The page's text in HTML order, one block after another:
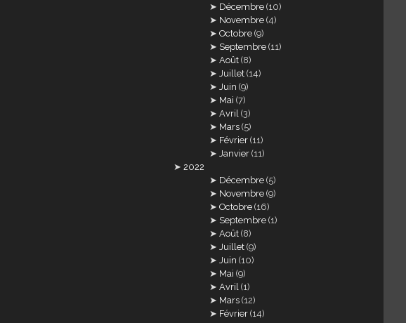
Décembre (10)
Novembre (4)
Octobre (9)
Septembre (11)
Août (8)
Juillet (14)
Juin (9)
Mai (7)
Avril (3)
Mars (5)
Février (11)
Janvier (11)
2022
Décembre (5)
Novembre (9)
Octobre (16)
Septembre (1)
Août (8)
Juillet (9)
Juin (10)
Mai (9)
Avril (1)
Mars (12)
Février (14)